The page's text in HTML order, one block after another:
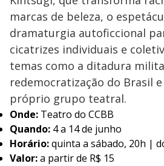
marcas de beleza, o
dramaturgia autoficcional
cicatrizes individuais e
temas como a ditadura
redemocratização do Brasil
próprio grupo teatral.
Onde: Teatro do CCBB
Quando: 4 a 14 de junho
Horário:quinta a sábado, 20h |
Valor:a partir de R$ 15